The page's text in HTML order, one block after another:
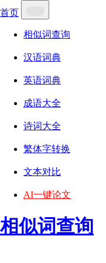
首页
相似词查询
汉语词典
英语词典
成语大全
诗词大全
繁体字转换
文本对比
AI一键论文
相似词查询